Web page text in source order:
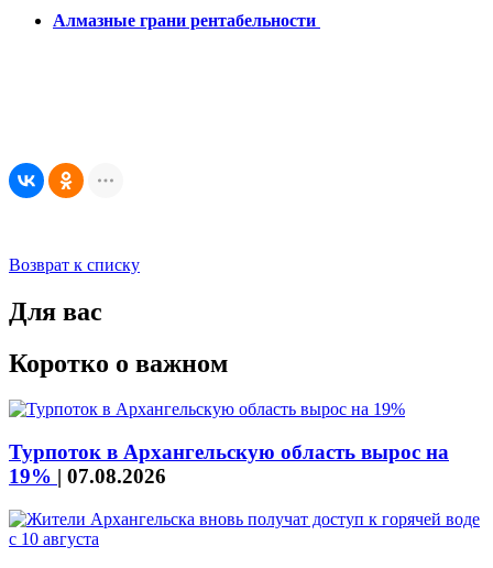
Алмазные грани рентабельности
Возврат к списку
Для вас
Коротко о важном
Турпоток в Архангельскую область вырос на
19% | 07.08.2026